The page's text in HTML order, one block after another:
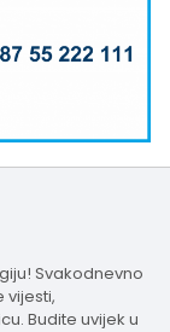
Svakodnevno
vijesti,
Budite uvijek u